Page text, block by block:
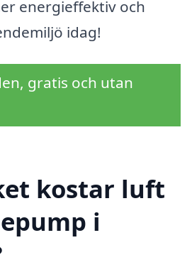
energieffektiv och
idag!
gratis och utan
kostar luft
i